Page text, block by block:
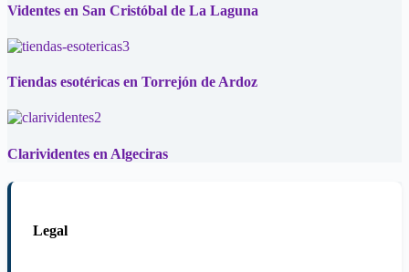
Videntes en San Cristóbal de La Laguna
Tiendas esotéricas en Torrejón de Ardoz
Clarividentes en Algeciras
Legal